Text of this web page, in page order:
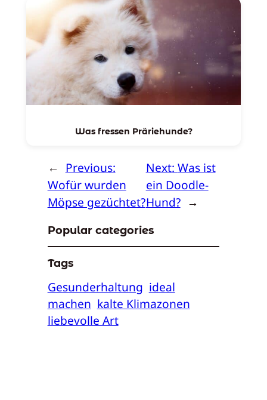
Was fressen Präriehunde?
← Previous:
Wofür wurden
Möpse gezüchtet?
Next: Was ist
ein Doodle-
Hund? →
Popular categories
Tags
Gesunderhaltung ideal
machen kalte Klimazonen
liebevolle Art